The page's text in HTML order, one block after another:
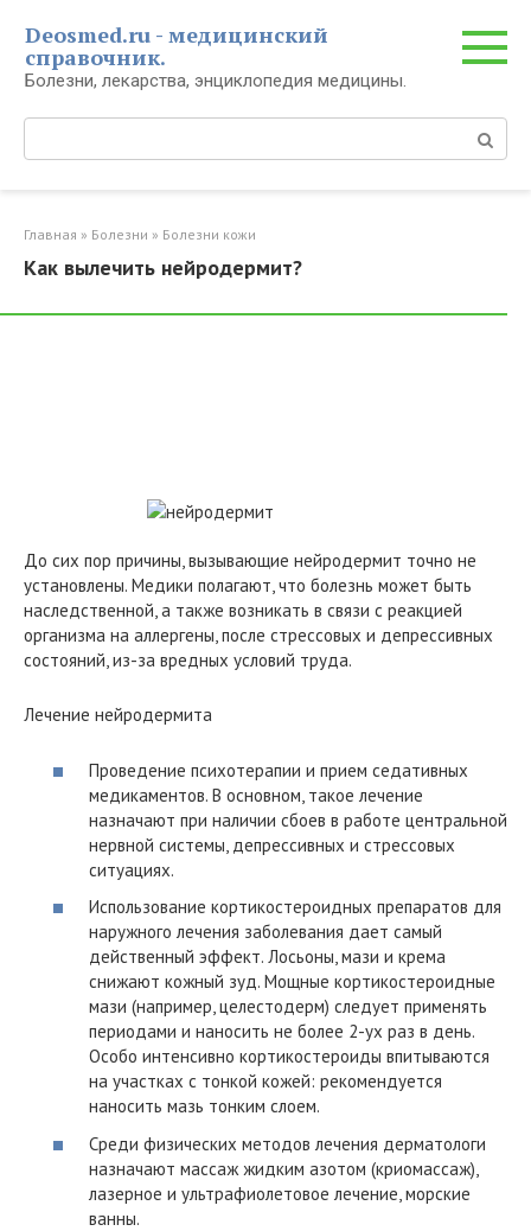
контенту
Deosmed.ru - медицинский
справочник.
Болезни, лекарства, энциклопедия медицины.
Главная » Болезни » Болезни кожи
Как вылечить нейродермит?
До сих пор причины, вызывающие нейродермит точно не
установлены. Медики полагают, что болезнь может быть
наследственной, а также возникать в связи с реакцией
организма на аллергены, после стрессовых и депрессивных
состояний, из-за вредных условий труда.
Лечение нейродермита
Проведение психотерапии и прием седативных
медикаментов. В основном, такое лечение
назначают при наличии сбоев в работе центральной
нервной системы, депрессивных и стрессовых
ситуациях.
Использование кортикостероидных препаратов для
наружного лечения заболевания дает самый
действенный эффект. Лосьоны, мази и крема
снижают кожный зуд. Мощные кортикостероидные
мази (например, целестодерм) следует применять
периодами и наносить не более 2-ух раз в день.
Особо интенсивно кортикостероиды впитываются
на участках с тонкой кожей: рекомендуется
наносить мазь тонким слоем.
Среди физических методов лечения дерматологи
назначают массаж жидким азотом (криомассаж),
лазерное и ультрафиолетовое лечение, морские
ванны.